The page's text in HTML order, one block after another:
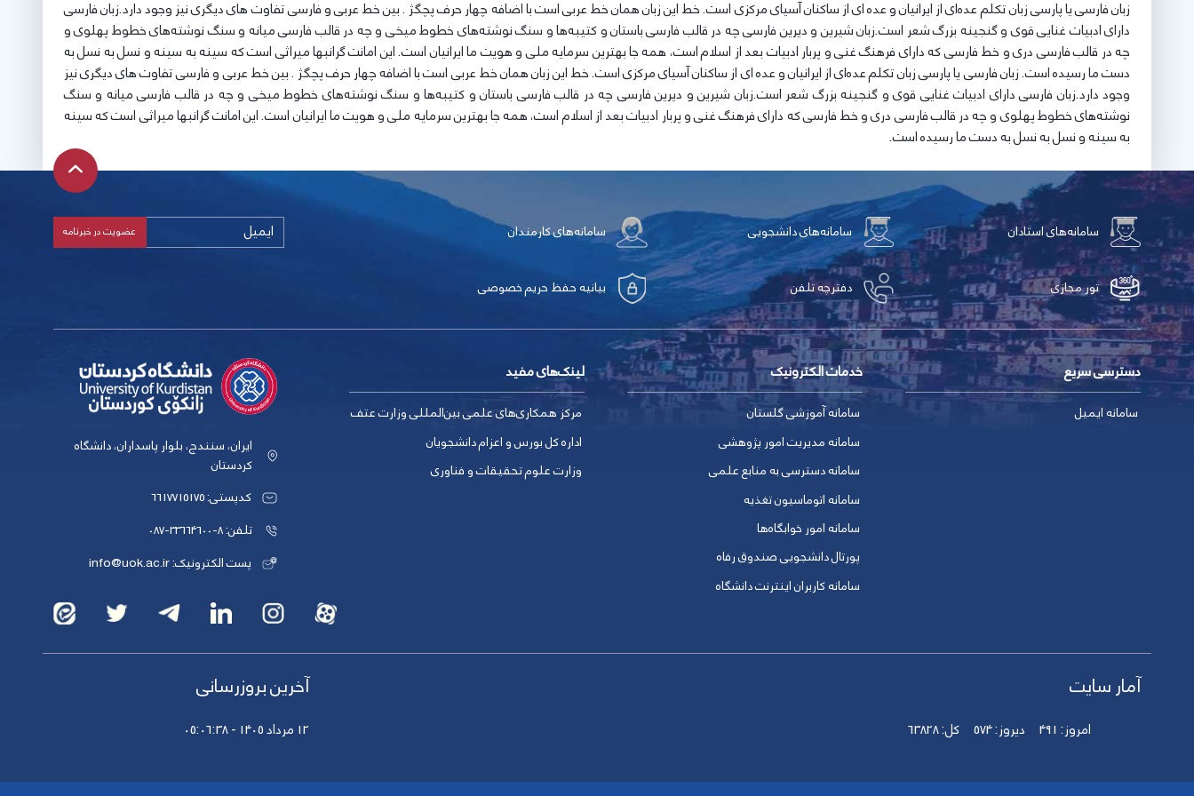
زبان فارسی یا پارسی زبان تکلم عده‌ای از ایرانیان و عده ای از ساکنان آسیای مرکزی است. خط این زبان همان خط عربی است با اضافه چهار حرف پچگژ . بین خط عربی و فارسی تفاوت های دیگری نیز وجود دارد.زبان فارسی
دارای ادبیات غنایی قوی و گنجینه بزرگ شعر است.زبان شیرین و دیرین فارسی چه در قالب فارسی باستان و کتیبه‌ها و سنگ نوشته‌های خطوط میخی و چه در قالب فارسی میانه و سنگ نوشته‌های خطوط پهلوی و
چه در قالب فارسی دری و خط فارسی که دارای فرهنگ غنی و پربار ادبیات بعد از اسلام است، همه جا بهترین سرمایه ملی و هویت ما ایرانیان است. این امانت گرانبها میراثی است که سینه به سینه و نسل به نسل به
دست ما رسیده است. زبان فارسی یا پارسی زبان تکلم عده‌ای از ایرانیان و عده ای از ساکنان آسیای مرکزی است. خط این زبان همان خط عربی است با اضافه چهار حرف پچگژ . بین خط عربی و فارسی تفاوت های دیگری نیز
وجود دارد.زبان فارسی دارای ادبیات غنایی قوی و گنجینه بزرگ شعر است.زبان شیرین و دیرین فارسی چه در قالب فارسی باستان و کتیبه‌ها و سنگ نوشته‌های خطوط میخی و چه در قالب فارسی میانه و سنگ
نوشته‌های خطوط پهلوی و چه در قالب فارسی دری و خط فارسی که دارای فرهنگ غنی و پربار ادبیات بعد از اسلام است، همه جا بهترین سرمایه ملی و هویت ما ایرانیان است. این امانت گرانبها میراثی است که سینه
به سینه و نسل به نسل به دست ما رسیده است.
سامانه‌های استادان سامانه‌های دانشجویی سامانه‌های کارمندان
تور مجازی دفترچه تلفن بیانیه حفظ حریم خصوصی
دسترسی سریع
سامانه ایمیل
خدمات الکترونیک
سامانه آموزشی گلستان
سامانه مدیریت امور پژوهشی
سامانه دسترسی به منابع علمی
سامانه اتوماسیون تغذیه
سامانه امور خوابگاه‌ها
پورتال دانشجویی صندوق رفاه
سامانه کاربران اینترنت دانشگاه
لینک‌های مفید
مرکز همکاری‏‌های علمی بین‌المللی وزارت عتف
اداره کل بورس و اعزام دانشجویان
وزارت علوم تحقیقات و فناوری
ایران، سنندج، بلوار پاسداران، دانشگاه
کردستان
کدپستی: 6617715175
تلفن: 8-33664600-087
پست الکترونیک: info@uok.ac.ir
آمار سایت
امروز: 491 دیروز:574 کل:63828
آخرین بروزرسانی
12 مرداد 1405 - 05:06:38